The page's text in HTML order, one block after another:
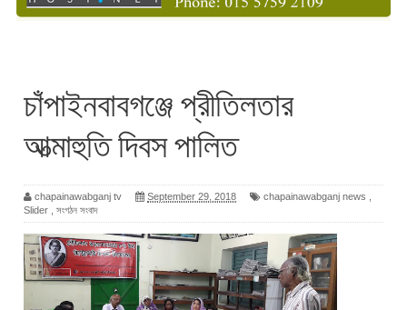
চাঁপাইনবাবগঞ্জে প্রীতিলতার
আত্মাহুতি দিবস পালিত
chapainawabganj tv September 29, 2018 chapainawabganj news
Slider
সংগঠন সংবাদ